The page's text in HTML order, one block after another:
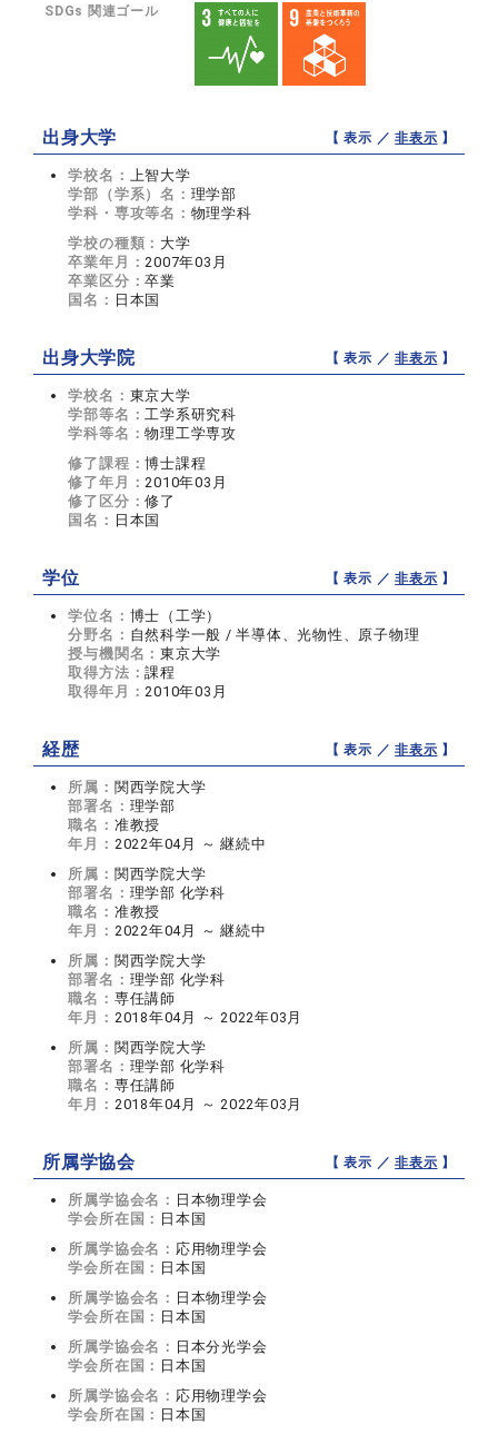
SDGs 関連ゴール
出身大学 【 表示 ／非表示 】
学校名： 上智大学
学部（学系）名： 理学部
学科・専攻等名： 物理学科
学校の種類： 大学
卒業年月：2007年03月
卒業区分：卒業
国名： 日本国
出身大学院 【 表示 ／非表示 】
学校名： 東京大学
学部等名：工学系研究科
学科等名：物理工学専攻
修了課程：博士課程
修了年月：2010年03月
修了区分：修了
国名： 日本国
学位 【 表示 ／非表示 】
学位名： 博士（工学）
分野名： 自然科学一般 / 半導体、光物性、原子物理
授与機関名：東京大学
取得方法：課程
取得年月：2010年03月
経歴 【 表示 ／非表示 】
所属： 関西学院大学
部署名： 理学部
職名： 准教授
年月： 2022年04月 ～ 継続中
所属： 関西学院大学
部署名： 理学部 化学科
職名： 准教授
年月： 2022年04月 ～ 継続中
所属： 関西学院大学
部署名： 理学部 化学科
職名： 専任講師
年月： 2018年04月 ～ 2022年03月
所属： 関西学院大学
部署名： 理学部 化学科
職名： 専任講師
年月： 2018年04月 ～ 2022年03月
所属学協会 【 表示 ／非表示 】
所属学協会名： 日本物理学会
学会所在国： 日本国
所属学協会名： 応用物理学会
学会所在国： 日本国
所属学協会名： 日本物理学会
学会所在国： 日本国
所属学協会名： 日本分光学会
学会所在国： 日本国
所属学協会名： 応用物理学会
学会所在国： 日本国